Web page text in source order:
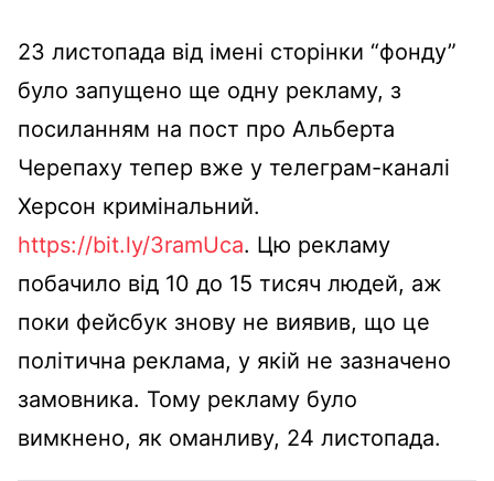
23 листопада від імені сторінки “фонду”
було запущено ще одну рекламу, з
посиланням на пост про Альберта
Черепаху тепер вже у телеграм-каналі
Херсон кримінальний.
https://bit.ly/3ramUca. Цю рекламу
побачило від 10 до 15 тисяч людей, аж
поки фейсбук знову не виявив, що це
політична реклама, у якій не зазначено
замовника. Тому рекламу було
вимкнено, як оманливу, 24 листопада.